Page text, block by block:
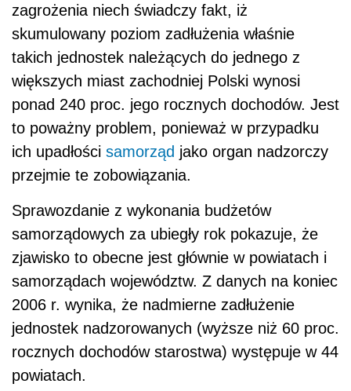
zagrożenia niech świadczy fakt, iż
skumulowany poziom zadłużenia właśnie
takich jednostek należących do jednego z
większych miast zachodniej Polski wynosi
ponad 240 proc. jego rocznych dochodów. Jest
to poważny problem, ponieważ w przypadku
ich upadłości samorząd jako organ nadzorczy
przejmie te zobowiązania.
Sprawozdanie z wykonania budżetów
samorządowych za ubiegły rok pokazuje, że
zjawisko to obecne jest głównie w powiatach i
samorządach województw. Z danych na koniec
2006 r. wynika, że nadmierne zadłużenie
jednostek nadzorowanych (wyższe niż 60 proc.
rocznych dochodów starostwa) występuje w 44
powiatach.